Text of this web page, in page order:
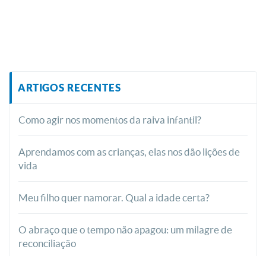
ARTIGOS RECENTES
Como agir nos momentos da raiva infantil?
Aprendamos com as crianças, elas nos dão lições de
vida
Meu filho quer namorar. Qual a idade certa?
O abraço que o tempo não apagou: um milagre de
reconciliação